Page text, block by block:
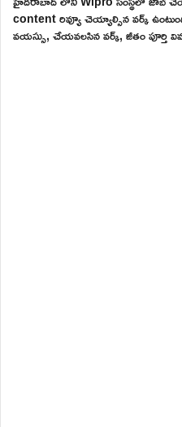
content రివ్యూ చెయ్యాల్సిన వర్క్
వయస్సు, చేయవలసిన వర్క్, జీతం పూర్తి